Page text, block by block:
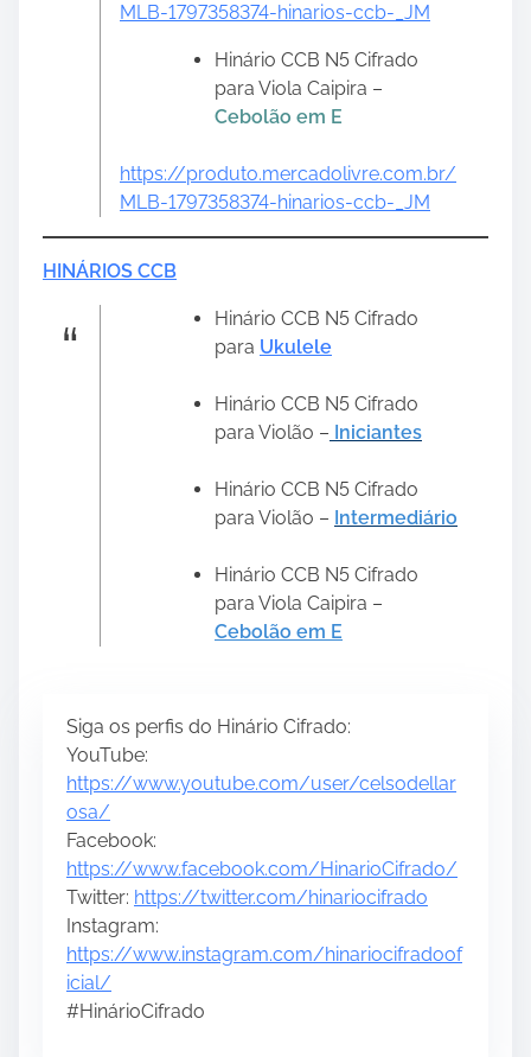
MLB-1797358374-hinarios-ccb-_JM
Hinário CCB N5 Cifrado
para Viola Caipira –
Cebolão em E
https://produto.mercadolivre.com.br/
MLB-1797358374-hinarios-ccb-_JM
HINÁRIOS CCB
Hinário CCB N5 Cifrado
para Ukulele
Hinário CCB N5 Cifrado
para Violão – Iniciantes
Hinário CCB N5 Cifrado
para Violão – Intermediário
Hinário CCB N5 Cifrado
para Viola Caipira –
Cebolão em E
Siga os perfis do Hinário Cifrado:
YouTube:
https://www.youtube.com/user/celsodellar
osa/
Facebook:
https://www.facebook.com/HinarioCifrado/
Twitter: https://twitter.com/hinariocifrado
Instagram:
https://www.instagram.com/hinariocifradoof
icial/
#HinárioCifrado